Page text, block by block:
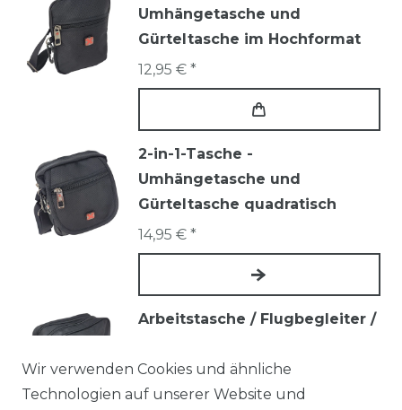
Umhängetasche und
Gürteltasche im Hochformat
12,95 € *
2-in-1-Tasche -
Umhängetasche und
Gürteltasche quadratisch
14,95 € *
Arbeitstasche / Flugbegleiter /
27,95 € *
Wir verwenden Cookies und ähnliche
Technologien auf unserer Website und